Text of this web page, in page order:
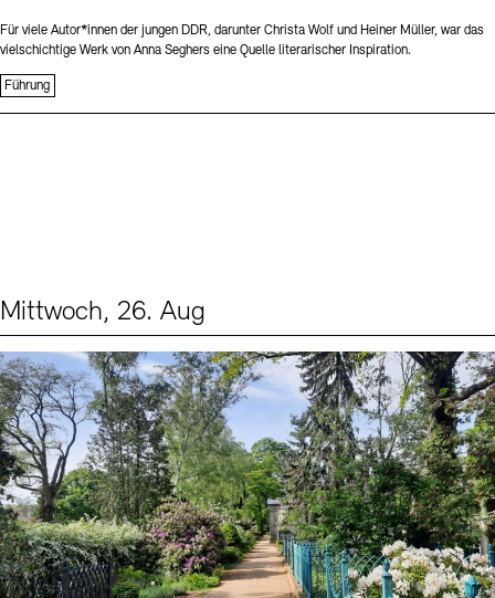
Für viele Autor*innen der jungen DDR, darunter Christa Wolf und Heiner Müller, war das
vielschichtige Werk von Anna Seghers eine Quelle literarischer Inspiration.
Führung
Mittwoch, 26. Aug